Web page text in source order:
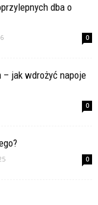
dba o
0
jak wdrożyć napoje
0
0